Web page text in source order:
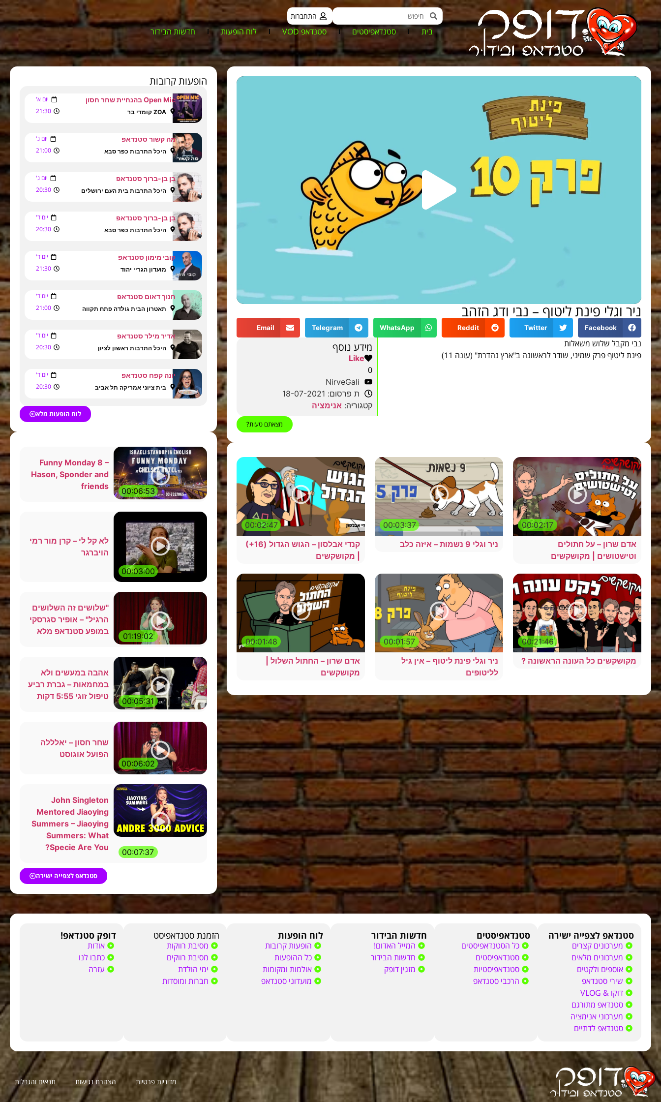
התחברות
בית סטנדאפיסטים סטנדאפ VOD לוח הופעות חדשות הבידור
ניר וגלי פינת ליטוף – נבי ודג הזהב
Facebook
Twitter
Reddit
WhatsApp
Telegram
Email
נבי מקבל שלוש משאלות
פינת ליטוף פרק שמיני, שודר לראשונה ב"ארץ נהדרת" (עונה 11)
מידע נוסף
Like
0
NirveGali
ת פרסום: 18-07-2021
קטגוריה: אנימציה
מצאתם טעות?
00:02:17
אדם שרון – על חתולים
וטישטושים | מקושקשים
00:03:37
ניר וגלי 9 נשמות – איזה כלב
00:02:47
קנדי אבלסון – הגוש הגדול (16+)
| מקושקשים
00:21:46
מקושקשים כל העונה הראשונה ?
00:01:57
ניר וגלי פינת ליטוף – אין גיל
לליטופים
00:01:48
אדם שרון – החתול השלול |
מקושקשים
הופעות קרובות
Open Mic בהנחיית שחר חסון יום א'
ZOA קומדי בר 21:30
מה קשור סטנדאפ יום ג'
היכל התרבות כפר סבא 21:00
בן בן-ברוך סטנדאפ יום ג'
היכל התרבות בית העם ירושלים 20:30
בן בן-ברוך סטנדאפ יום ד'
היכל התרבות כפר סבא 20:30
קובי מימון סטנדאפ יום ד'
מועדון הגריי יהוד 21:30
חנוך דאום סטנדאפ יום ד'
תאטרון הבית גולדה פתח תקווה 21:00
אדיר מילר סטנדאפ יום ד'
היכל התרבות ראשון לציון 20:30
יונה קפח סטנדאפ יום ד'
בית ציוני אמריקה תל אביב 20:30
לוח הופעות מלא
00:06:53
Funny Monday 8 –
Hason, Sponder and
friends
00:03:00
לא קל לי – קרן מור רמי
הויברגר
01:19:02
"שלושים זה השלושים
הרגיל" – אופיר סגרסקי
במופע סטנדאפ מלא
00:05:31
אהבה במעשים ולא
במחמאות – גברת רביע
טיפול זוגי 5:55 דקות
00:06:02
שחר חסון – יאלללה
הפועל אוגוסט
00:07:37
John Singleton
Mentored Jiaoying
Summers – Jiaoying
Summers: What
Specie Are You?
סטנדאפ לצפייה ישירה
סטנדאפ לצפייה ישירה
מערכונים קצרים
מערכונים מלאים
אוספים ולקטים
שירי סטנדאפ
דוקו & VLOG
סטנדאפ מתורגם
מערכוני אנימציה
סטנדאפ לדתיים
סטנדאפיסטים
כל הסטנדאפיסטים
סטנדאפיסטים
סטנדאפיסטיות
הרכבי סטנדאפ
חדשות הבידור
המייל האדום!
חדשות הבידור
מזגין דופק
לוח הופעות
הופעות קרובות
כל ההופעות
אולמות ומקומות
מועדוני סטנדאפ
הזמנת סטנדאפיסט
מסיבת רווקות
מסיבת רווקים
ימי הולדת
חברות ומוסדות
דופק סטנדאפ!
אודות
כתבו לנו
עזרה
מדיניות פרטיות הצהרת נגישות תנאים והגבלות